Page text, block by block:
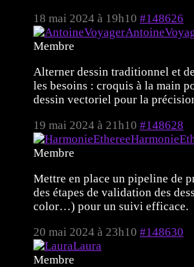
18 mai 2024 à 19h10 #148626
Membre
Alterner dessin traditionnel et
les besoins : croquis à la main
dessin vectoriel pour la
19 mai 2024 à 21h10 #148628
Membre
Mettre en place un pipeline de
des étapes de validation des
color…) pour un suivi efficace.
20 mai 2024 à 23h10 #148630
Laura
Membre